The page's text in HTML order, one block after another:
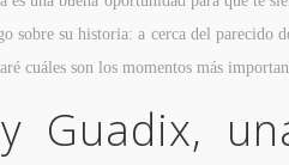
sobre su historia: a cerca del parecido
cuáles son los momentos más
Guadix,